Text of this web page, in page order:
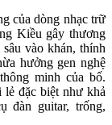
của dòng nhạc trữ
Kiều gây thương
vào khán, thính
hưởng gen nghệ
minh của bố.
đặc biệt như khả
đàn guitar, trống,